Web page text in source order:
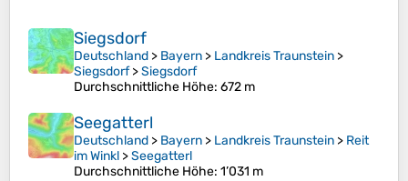
Siegsdorf
Deutschland > Bayern > Landkreis Traunstein >
Siegsdorf>Siegsdorf
Durchschnittliche Höhe: 672 m
Seegatterl
Deutschland > Bayern > Landkreis Traunstein > Reit
im Winkl >Seegatterl
Durchschnittliche Höhe: 1’031 m